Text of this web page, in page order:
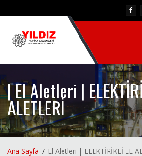
| El Aletleri |
ALETLERİ
Ana Sayfa El Aletleri | ELEKTİRİKLİ EL